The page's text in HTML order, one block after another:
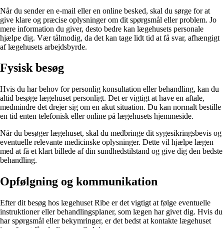
Når du sender en e-mail eller en online besked, skal du sørge for at
give klare og præcise oplysninger om dit spørgsmål eller problem. Jo
mere information du giver, desto bedre kan lægehusets personale
hjælpe dig. Vær tålmodig, da det kan tage lidt tid at få svar, afhængigt
af lægehusets arbejdsbyrde.
Fysisk besøg
Hvis du har behov for personlig konsultation eller behandling, kan du
altid besøge lægehuset personligt. Det er vigtigt at have en aftale,
medmindre det drejer sig om en akut situation. Du kan normalt bestille
en tid enten telefonisk eller online på lægehusets hjemmeside.
Når du besøger lægehuset, skal du medbringe dit sygesikringsbevis og
eventuelle relevante medicinske oplysninger. Dette vil hjælpe lægen
med at få et klart billede af din sundhedstilstand og give dig den bedste
behandling.
Opfølgning og kommunikation
Efter dit besøg hos lægehuset Ribe er det vigtigt at følge eventuelle
instruktioner eller behandlingsplaner, som lægen har givet dig. Hvis du
har spørgsmål eller bekymringer, er det bedst at kontakte lægehuset